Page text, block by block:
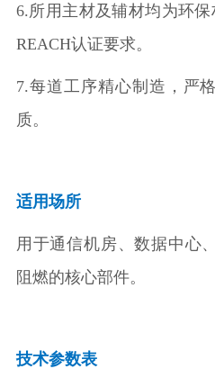
6.所用主材及辅材均为环
REACH认证要求。
7.每道工序精心制造，严
质。
适用场所
用于通信机房、数据中心
阻燃的核心部件。
技术参数表